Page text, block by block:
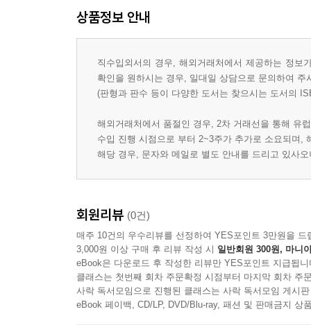
상품정보 안내
직수입외서의 경우, 해외거래처에서 제공하는 정
확인을 원하시는 경우, 일대일 상담으로 문의하여 주
(판형과 판수 등이 다양한 도서는 찾으시는 도서의
해외거래처에서 품절인 경우, 2차 거래선을 통해 유
수입 진행 시점으로 부터 2~3주가 추가로 소요되며,
해당 경우, 문자와 메일로 별도 안내를 드리고 있사
회원리뷰 (0건)
매주 10건의 우수리뷰를 선정하여 YES포인트 3만원을 드
3,000원 이상 구매 후 리뷰 작성 시 일반회원 300원, 마니
eBook은 다운로드 후 작성한 리뷰만 YES포인트 지급됩니
클래스는 첫번째 회차 주문확정 시점부터 마지막 회차 주
사락 독서모임으로 진행된 클래스는 사락 독서모임 게시
eBook 페이백, CD/LP, DVD/Blu-ray, 패션 및 판매금지 상